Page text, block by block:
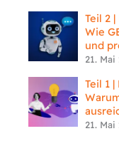
Teil 2
Wie
und
21. Mai
Teil 1
21. Mai